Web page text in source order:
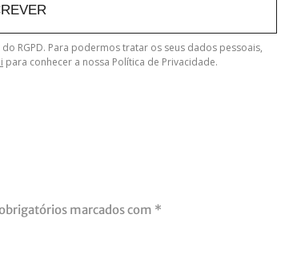
RGPD. Para podermos tratar os seus dados pessoais,
para conhecer a nossa Política de Privacidade.
marcados com *